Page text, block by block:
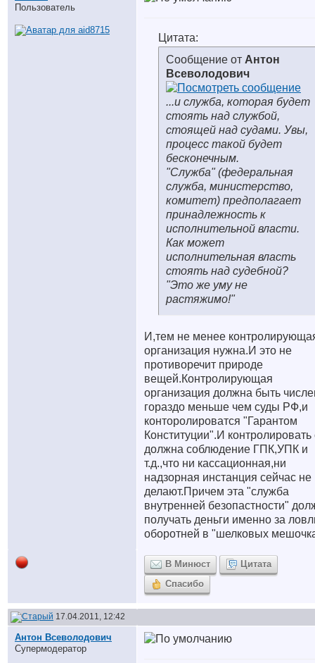
Пользователь
Цитата:
Сообщение от Антон
Всеволодович
...и служба, которая будет
стоять над службой,
стоящей над судами. Увы,
процесс такой будет
бесконечным.
"Служба" (федеральная
служба, министерство,
комитет) предполагает
принадлежность к
исполнительной власти.
Как может
исполнительная власть
стоять над судебной?
"Это же уму не
растяжимо!"
И,тем не менее
организация нужна.И это не
противоречит природе
вещей.Контролирующая
организация должна быть
гораздо меньше чем суды РФ,и
конторолироватся "Гарантом
Конституции".И контролировать
должна соблюдение ГПК,УПК и
т.д.,что ни кассационная,ни
надзорная инстанция сейчас не
делают.Причем эта "служба
внутренней безопастности"
получать деньги именно за
оборотней в "шелковых
В Минюст
Цитата
Спасибо
17.04.2011, 12:42
Антон Всеволодович
Супермодератор